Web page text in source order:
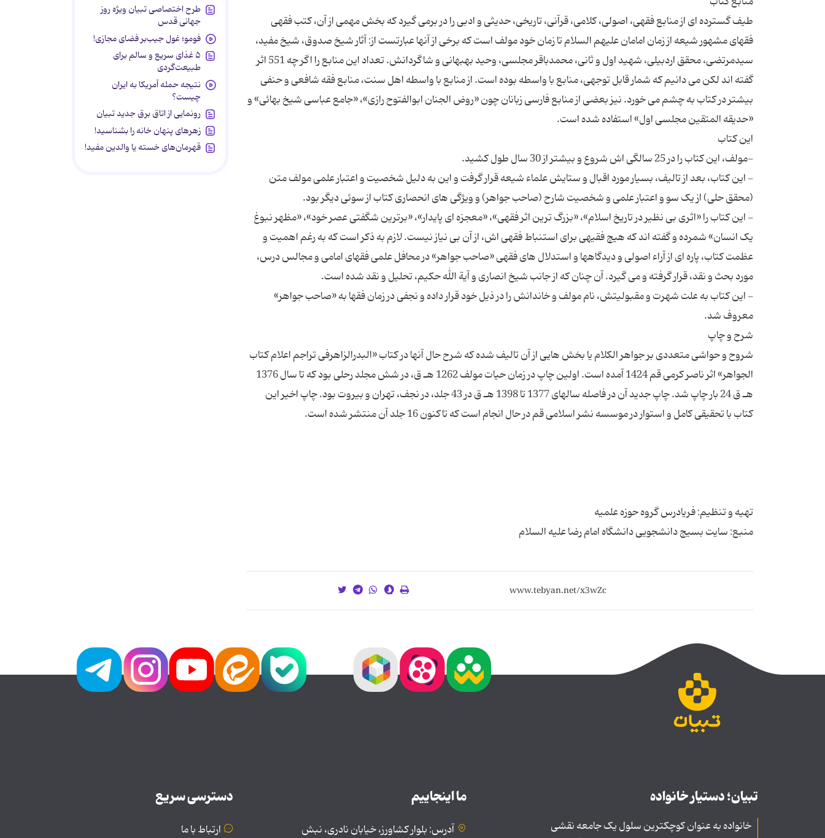
طیف گسترده ای از منابع فقهی، اصولی، کلامی، قرآنی، تاریخی، حدیثی و ادبی را در برمی گیرد که بخش مهمی از آن، کتب فقهی
فقهای مشهور شیعه از زمان امامان علیهم السلام تا زمان خود مولف است که برخی از آنها عبارتست از: آثار شیخ صدوق، شیخ مفید،
سیدمرتضی، محقق اردبیلی، شهید اول و ثانی، محمدباقر مجلسی، وحید بهبهانی و شاگردانش. تعداد این منابع را اگر چه 551 اثر
گفته اند لکن می دانیم که شمار قابل توجهی، منابع با واسطه بوده است. از منابع با واسطه اهل سنت، منابع فقه شافعی و حنفی
بیشتر در کتاب به چشم می خورد. نیز بعضی از منابع فارسی زبانان چون «روض الجنان ابوالفتوح رازی»، «جامع عباسی شیخ بهائی» و
- این کتاب، بعد از تالیف، بسیار مورد اقبال و ستایش علماء شیعه قرار گرفت و این به دلیل شخصیت و اعتبار علمی مولف متن
- این کتاب را «اثری بی نظیر در تاریخ اسلام»، «بزرگ ترین اثر فقهی»، «معجزه ای پایدار»، «برترین شگفتی عصر خود»، «مظهر نبوغ
یک انسان» شمرده و گفته اند که هیچ فقیهی برای استنباط فقهی اش، از آن بی نیاز نیست. لازم به ذکر است که به رغم اهمیت و
عظمت کتاب، پاره ای از آراء اصولی و دیدگاهها و استدلال های فقهی «صاحب جواهر» در محافل علمی فقهای امامی و مجالس درس،
- این کتاب به علت شهرت و مقبولیتش، نام مولف و خاندانش را در ذیل خود قرار داده و نجفی در زمان فقها به «صاحب جواهر»
شروح و حواشی متعددی بر جواهر الکلام یا بخش هایی از آن تالیف شده که شرح حال آنها در کتاب «البدرالزاهرفی تراجم اعلام کتاب
الجواهر» اثر ناصر کرمی قم 1424 آمده است. اولین چاپ در زمان حیات مولف 1262 هـ ق، در شش مجلد رحلی بود که تا سال 1376
هـ ق 24 بار چاپ شد. چاپ جدید آن در فاصله سالهای 1377 تا 1398 هـ ق در 43 جلد، در نجف، تهران و بیروت بود. چاپ اخیر این
منبع: سایت بسیج دانشجویی دانشگاه امام رضا علیه السلام
طرح اختصاصی تبیان ویژه روز
جهانی قدس
فومو؛ غول جیب‌بر فضای مجازی!
۵ غذای سریع و سالم برای
طبیعت‌گردی
نتیجه حمله آمریکا به ایران
چیست؟
رونمایی از اتاق برق جدید تبیان
زهرهای پنهان خانه را بشناسید!
قهرمان‌های خسته یا والدین مفید!
تبیان؛ دستیار خانواده
خانواده به عنوان کوچکترین سلول یک جامعه نقشی
ما اینجاییم
آدرس: بلوار کشاورز، خیابان نادری، نبش
دسترسی سریع
ارتباط با ما